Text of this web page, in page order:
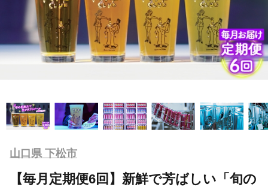
山口県 下松市
【毎月定期便6回】新鮮で芳ばしい「旬の